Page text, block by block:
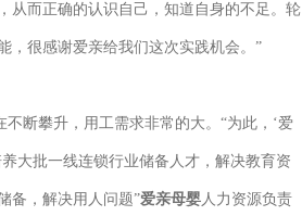
从而正确的认识自己，知道自身的不足。轮
，很感谢爱亲给我们这次实践机会。”
断攀升，用工需求非常的大。“为此，‘爱
大批一线连锁行业储备人才，解决教育资
备，解决用人问题”爱亲母婴人力资源负责